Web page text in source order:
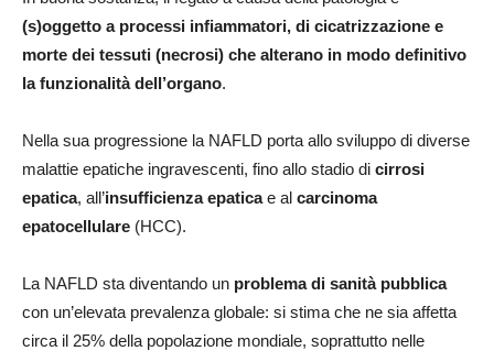
(s)oggetto a processi infiammatori, di cicatrizzazione e
morte dei tessuti (necrosi) che alterano in modo definitivo
la funzionalità dell’organo.
Nella sua progressione la NAFLD porta allo sviluppo di diverse
malattie epatiche ingravescenti, fino allo stadio di cirrosi
epatica, all’insufficienza epaticae al carcinoma
epatocellulare (HCC).
La NAFLD sta diventando un problema di sanità pubblica
con un’elevata prevalenza globale: si stima che ne sia affetta
circa il 25% della popolazione mondiale, soprattutto nelle